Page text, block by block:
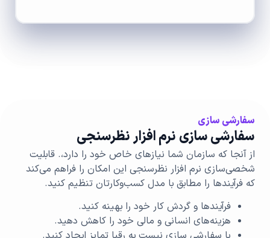
سفارشی سازی
سفارشی سازی نرم افزار نظرسنجی
از آنجا که سازمان شما نیازهای خاص خود را دارد،. قابلیت
شخصی‌سازی نرم افزار نظرسنجی این امکان را فراهم می‌کند
که فرآیندها را مطابق با مدل کسب‌وکارتان تنظیم کنید.
فرآیندها و گردش کار خود را بهینه کنید.
هزینه‌های انسانی و مالی خود را کاهش دهید.